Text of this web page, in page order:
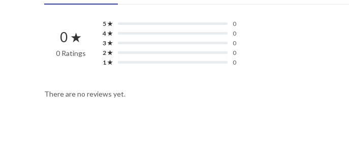
0 ★
0 Ratings
5 ★
0
4 ★
0
3 ★
0
2 ★
0
1 ★
0
There are no reviews yet.